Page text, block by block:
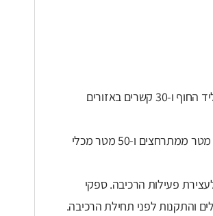
: יש לציית למגבלות המהירות (בדרך כלל 7 קשרים ליד החוף ו-30 קשרים באזורים
: יש לשמור מרחק של לפחות 200 מטר מהחופים, 100 מטר ממתרחצים ו-50 מטר מכלי
פעילות הרכיבה. ספקי
והתקנות לפני תחילת הרכיבה.